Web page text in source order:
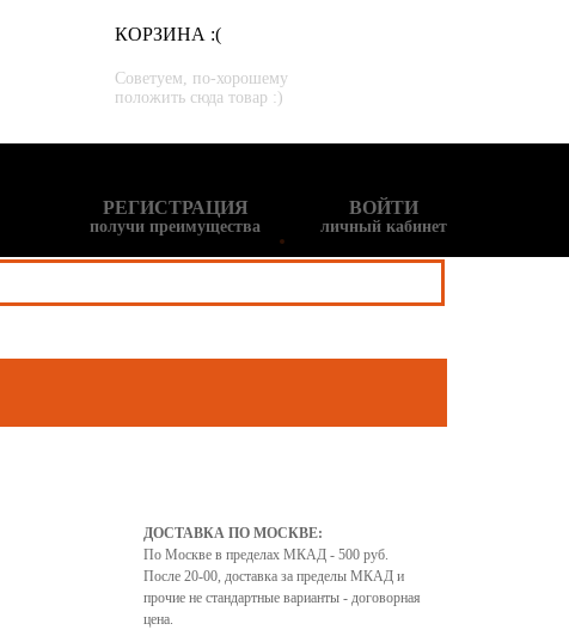
КОРЗИНА :(
Советуем, по-хорошему
положить сюда товар :)
РЕГИСТРАЦИЯ
получи преимущества
ВОЙТИ
личный кабинет
ДОСТАВКА ПО МОСКВЕ:
По Москве в пределах МКАД - 500 руб.
После 20-00, доставка за пределы МКАД и
прочие не стандартные варианты - договорная
цена.